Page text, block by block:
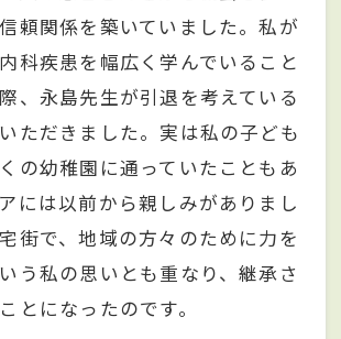
頼関係を築いていました。私が
科疾患を幅広く学んでいること
、永島先生が引退を考えている
ただきました。実は私の子ども
の幼稚園に通っていたこともあ
には以前から親しみがありまし
街で、地域の方々のために力を
う私の思いとも重なり、継承さ
とになったのです。